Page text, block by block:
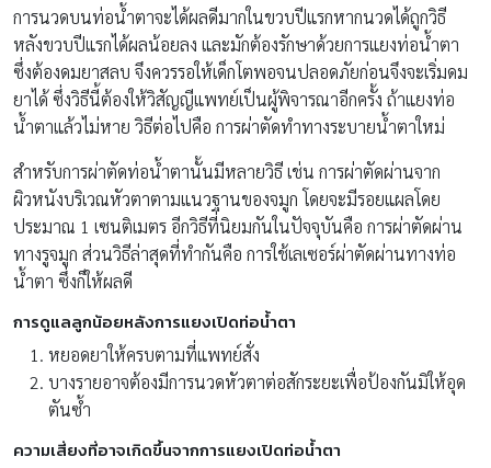
การนวดบนท่อน้ำตาจะได้ผลดีมากในขวบปีแรกหากนวดได้ถูกวิธี
หลังขวบปีแรกได้ผลน้อยลง และมักต้องรักษาด้วยการแยงท่อน้ำตา
ซึ่งต้องดมยาสลบ จึงควรรอให้เด็กโตพอจนปลอดภัยก่อนจึงจะเริ่มดม
ยาได้ ซึ่งวิธีนี้ต้องให้วิสัญญีแพทย์เป็นผู้พิจารณาอีกครั้ง ถ้าแยงท่อ
น้ำตาแล้วไม่หาย วิธีต่อไปคือ การผ่าตัดทำทางระบายน้ำตาใหม่
สำหรับการผ่าตัดท่อน้ำตานั้นมีหลายวิธี เช่น การผ่าตัดผ่านจาก
ผิวหนังบริเวณหัวตาตามแนวฐานของจมูก โดยจะมีรอยแผลโดย
ประมาณ 1 เซนติเมตร อีกวิธีที่นิยมกันในปัจจุบันคือ การผ่าตัดผ่าน
ทางรูจมูก ส่วนวิธีล่าสุดที่ทำกันคือ การใช้เลเซอร์ผ่าตัดผ่านทางท่อ
น้ำตา ซึ่งก็ให้ผลดี
การดูแลลูกน้อยหลังการแยงเปิดท่อน้ำตา
หยอดยาให้ครบตามที่แพทย์สั่ง
บางรายอาจต้องมีการนวดหัวตาต่อสักระยะเพื่อป้องกันมิให้อุด
ตันซ้ำ
ความเสี่ยงที่อาจเกิดขึ้นจากการแยงเปิดท่อน้ำตา